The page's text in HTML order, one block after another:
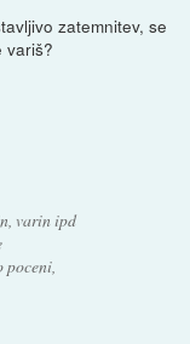
zatemnitev, se
variš?
varin ipd
poceni,